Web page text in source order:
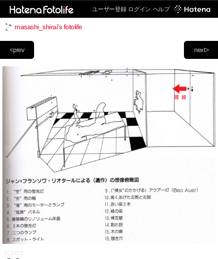
ユーザー登録 ログイン ヘルプ
masashi_shirai's fotolife
next>
<prev